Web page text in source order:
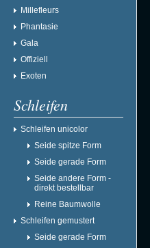
Millefleurs
Phantasie
Gala
Offiziell
Exoten
Schleifen
Schleifen unicolor
Seide spitze Form
Seide gerade Form
Seide andere Form -
direkt bestellbar
Reine Baumwolle
Schleifen gemustert
Seide gerade Form